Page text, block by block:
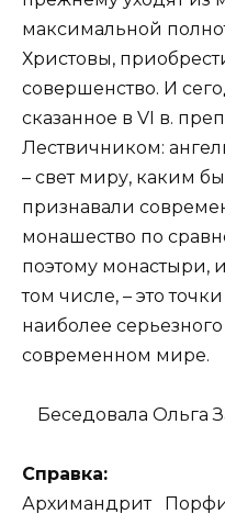
максимальной
Христовы,
совершенство. И
сказанное в VI в.
Лествичником:
– свет миру, каким
признавали
монашество по
поэтому монастыри,
том числе, – это
наиболее
современном мире.
Беседовала Ольга
Справка:
Архимандрит